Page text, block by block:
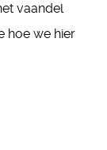
vaandel
hoe we hier